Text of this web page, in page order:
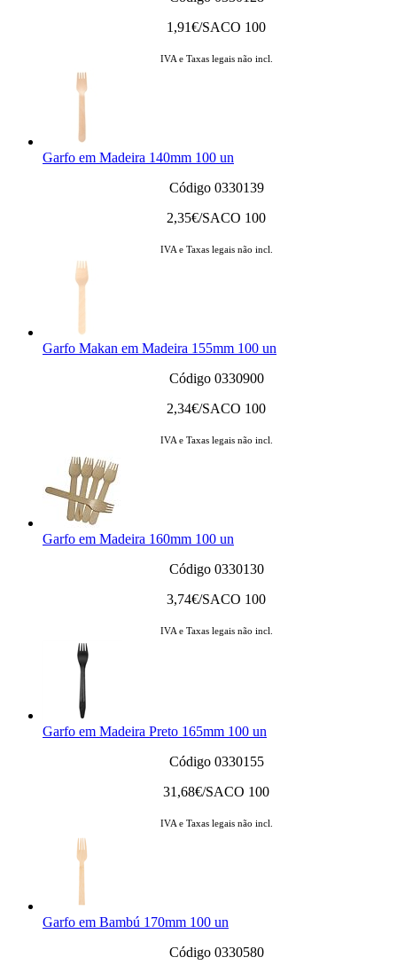
1,91€/SACO 100
IVA e Taxas legais não incl.
Garfo em Madeira 140mm 100 un
Código 0330139
2,35€/SACO 100
IVA e Taxas legais não incl.
Garfo Makan em Madeira 155mm 100 un
Código 0330900
2,34€/SACO 100
IVA e Taxas legais não incl.
Garfo em Madeira 160mm 100 un
Código 0330130
3,74€/SACO 100
IVA e Taxas legais não incl.
Garfo em Madeira Preto 165mm 100 un
Código 0330155
31,68€/SACO 100
IVA e Taxas legais não incl.
Garfo em Bambú 170mm 100 un
Código 0330580